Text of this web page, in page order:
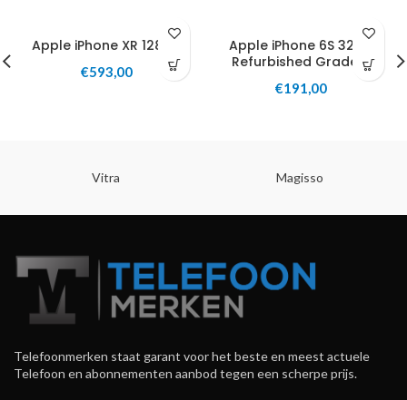
Apple iPhone XR 128GB
€593,00
Apple iPhone 6S 32GB
Refurbished Grade A
€191,00
Vitra Magisso
Telefoonmerken staat garant voor het beste en meest actuele
Telefoon en abonnementen aanbod tegen een scherpe prijs.